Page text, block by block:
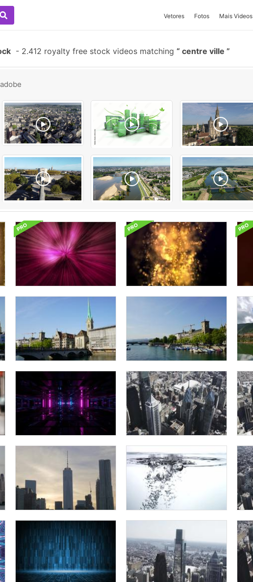
Vetores Fotos Mais Videos
- 2.412 royalty free stock videos matching centre ville
adobe